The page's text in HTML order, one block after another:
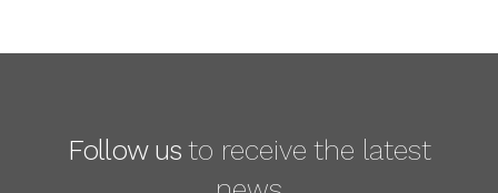
Follow usto receive the latest